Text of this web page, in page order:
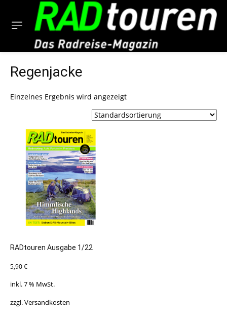
Regenjacke
Einzelnes Ergebnis wird angezeigt
RADtouren Ausgabe 1/22
5,90€
inkl. 7 % MwSt.
zzgl.Versandkosten